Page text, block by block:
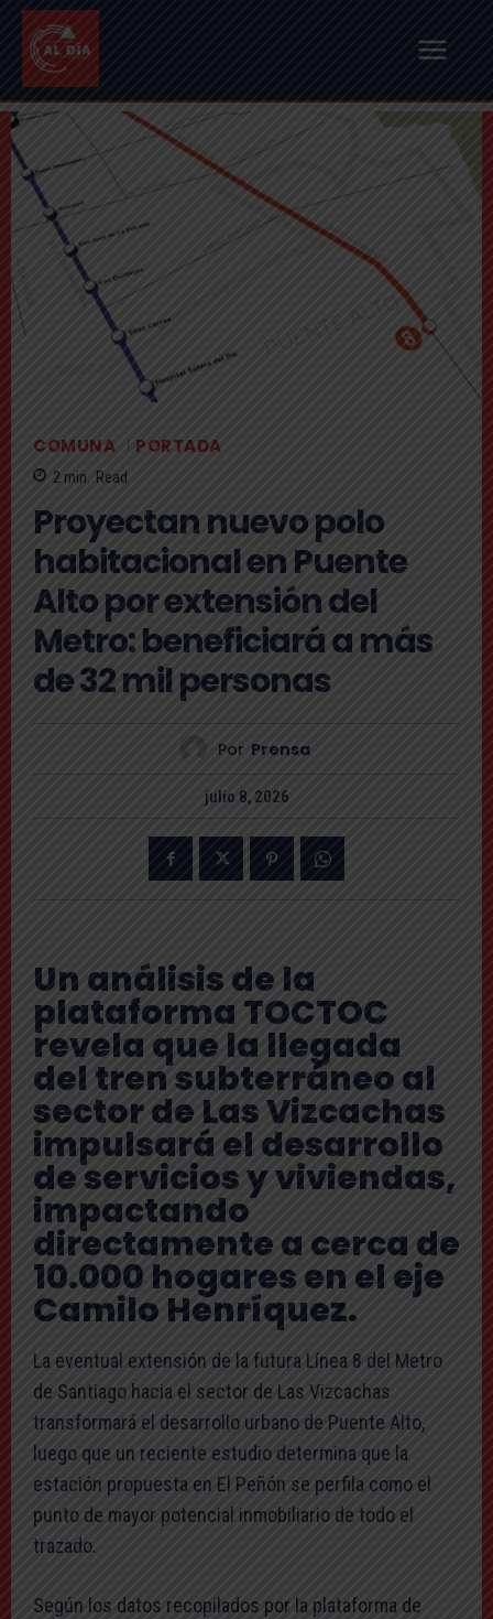
COMUNA PORTADA
2 min. Read
Proyectan nuevo polo
habitacional en Puente
Alto por extensión del
Metro: beneficiará a más
de 32 mil personas
Por Prensa
julio 8, 2026
Un análisis de la
plataforma TOCTOC
revela que la llegada
del tren subterráneo al
sector de Las Vizcachas
impulsará el desarrollo
de servicios y viviendas,
impactando
directamente a cerca de
10.000 hogares en el eje
Camilo Henríquez.
La eventual extensión de la futura Línea 8 del Metro
de Santiago hacia el sector de Las Vizcachas
transformará el desarrollo urbano de Puente Alto,
luego que un reciente estudio determina que la
estación propuesta en El Peñón se perfila como el
punto de mayor potencial inmobiliario de todo el
trazado.
Según los datos recopilados por la plataforma de